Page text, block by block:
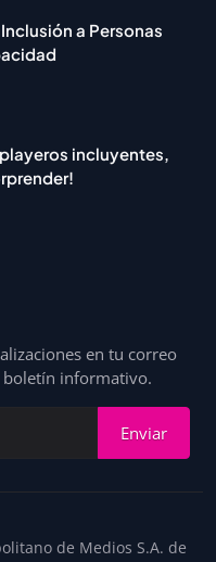
a Personas
incluyentes,
en tu correo
boletín informativo.
Enviar
de Medios S.A. de